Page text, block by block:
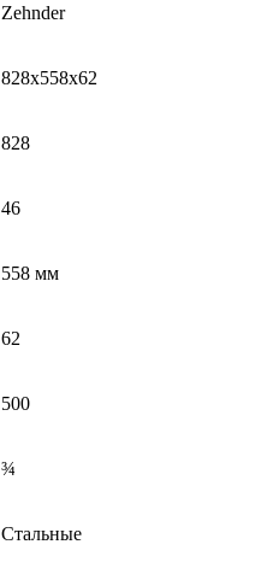
Zehnder
828x558x62
828
46
558 мм
62
500
¾
Стальные